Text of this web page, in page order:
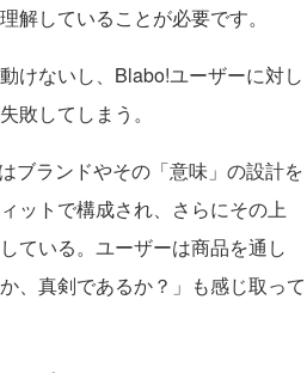
解していることが必要です。
けないし、Blabo!ユーザーに対し
敗してしまう。
ブランドやその「意味」の設計を
ットで構成され、さらにその上
ている。ユーザーは商品を通し
、真剣であるか？」も感じ取って